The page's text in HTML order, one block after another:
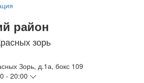
район
зорь
Зорь, д.1а, бокс 109
- 20:00